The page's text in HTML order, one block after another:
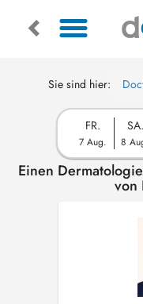
Sie sind hier:
FR.
7 Aug.
SA.
8
Einen
von